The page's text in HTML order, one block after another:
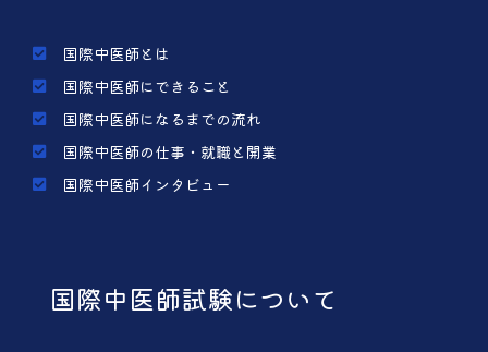
国際中医師とは
国際中医師にできること
国際中医師になるまでの流れ
国際中医師の仕事・就職と開業
国際中医師インタビュー
国際中医師試験について